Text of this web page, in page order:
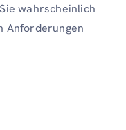
wahrscheinlich
Anforderungen